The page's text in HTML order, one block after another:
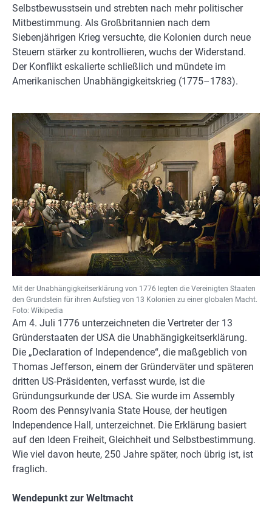
Selbstbewusstsein und strebten nach mehr politischer
Mitbestimmung. Als Großbritannien nach dem
Siebenjährigen Krieg versuchte, die Kolonien durch neue
Steuern stärker zu kontrollieren, wuchs der Widerstand.
Der Konflikt eskalierte schließlich und mündete im
Amerikanischen Unabhängigkeitskrieg (1775–1783).
Mit der Unabhängigkeitserklärung von 1776 legten die Vereinigten Staaten
den Grundstein für ihren Aufstieg von 13 Kolonien zu einer globalen Macht.
Foto: Wikipedia
Am 4. Juli 1776 unterzeichneten die Vertreter der 13
Gründerstaaten der USA die Unabhängigkeitserklärung.
Die „Declaration of Independence“, die maßgeblich von
Thomas Jefferson, einem der Gründerväter und späteren
dritten US-Präsidenten, verfasst wurde, ist die
Gründungsurkunde der USA. Sie wurde im Assembly
Room des Pennsylvania State House, der heutigen
Independence Hall, unterzeichnet. Die Erklärung basiert
auf den Ideen Freiheit, Gleichheit und Selbstbestimmung.
Wie viel davon heute, 250 Jahre später, noch übrig ist, ist
fraglich.
Wendepunkt zur Weltmacht